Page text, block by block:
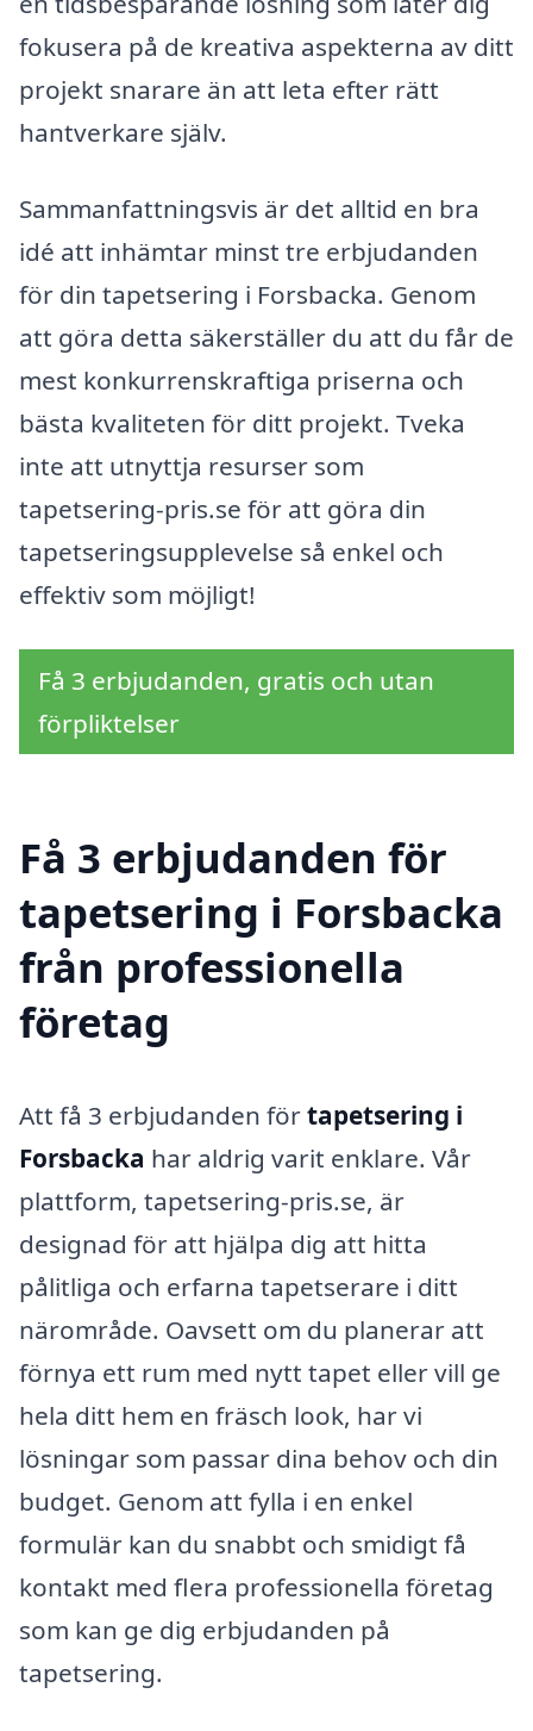
fokusera på de kreativa aspekterna av ditt
projekt snarare än att leta efter rätt
hantverkare själv.
Sammanfattningsvis är det alltid en bra
idé att inhämtar minst tre erbjudanden
för din tapetsering i Forsbacka. Genom
att göra detta säkerställer du att du får de
mest konkurrenskraftiga priserna och
bästa kvaliteten för ditt projekt. Tveka
inte att utnyttja resurser som
tapetsering-pris.se för att göra din
tapetseringsupplevelse så enkel och
effektiv som möjligt!
Få 3 erbjudanden, gratis och utan
förpliktelser
Få 3 erbjudanden för
tapetsering i Forsbacka
från professionella
företag
Att få 3 erbjudanden förtapetsering i
Forsbacka har aldrig varit enklare. Vår
plattform, tapetsering-pris.se, är
designad för att hjälpa dig att hitta
pålitliga och erfarna tapetserare i ditt
närområde. Oavsett om du planerar att
förnya ett rum med nytt tapet eller vill ge
hela ditt hem en fräsch look, har vi
lösningar som passar dina behov och din
budget. Genom att fylla i en enkel
formulär kan du snabbt och smidigt få
kontakt med flera professionella företag
som kan ge dig erbjudanden på
tapetsering.